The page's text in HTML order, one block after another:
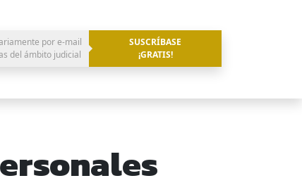
por e-mail
del ámbito judicial
SUSCRÍBASE
¡GRATIS!